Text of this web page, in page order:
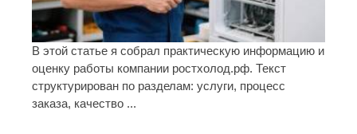
В этой статье я собрал практическую информацию и
оценку работы компании ростхолод.рф. Текст
структурирован по разделам: услуги, процесс
заказа, качество ...